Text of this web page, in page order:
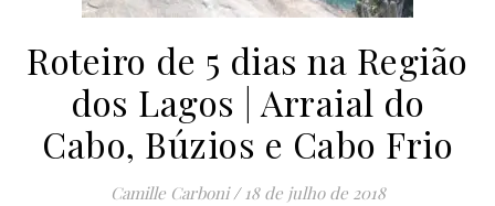
Roteiro de 5 dias na Região
dos Lagos | Arraial do
Cabo, Búzios e Cabo Frio
Camille Carboni / 18 de julho de 2018